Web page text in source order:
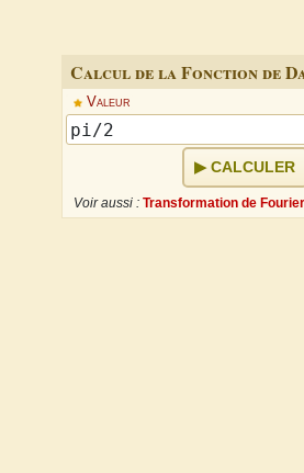
Calcul de la Fonction de
Valeur
CALCULER
Voir aussi : Transformation de Fourier